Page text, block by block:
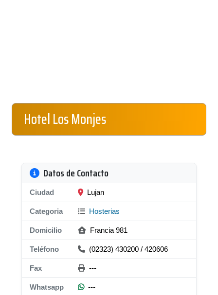
Hotel Los Monjes
Datos de Contacto
Ciudad Lujan
Categoria Hosterias
Domicilio Francia 981
Teléfono (02323) 430200 / 420606
Fax ---
Whatsapp ---